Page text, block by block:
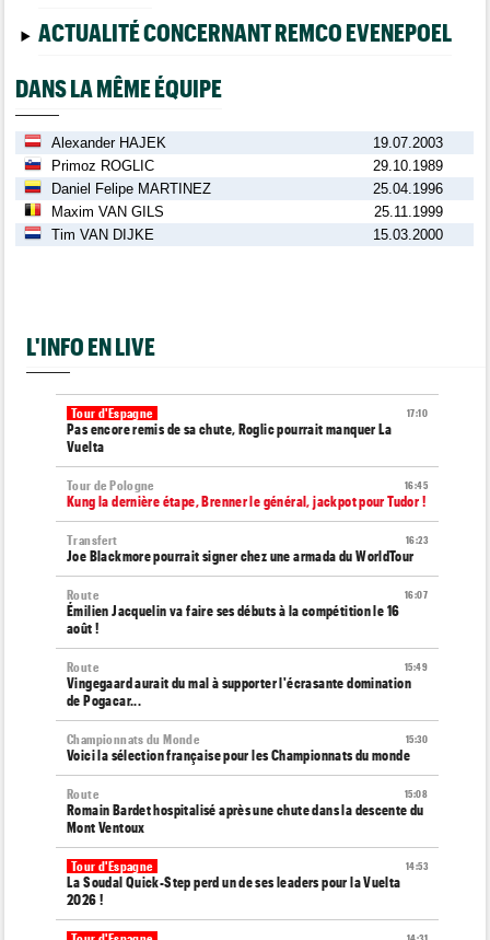
ACTUALITÉ CONCERNANT REMCO EVENEPOEL
DANS LA MÊME ÉQUIPE
Alexander HAJEK
19.07.2003
Primoz ROGLIC
29.10.1989
Daniel Felipe MARTINEZ
25.04.1996
Maxim VAN GILS
25.11.1999
Tim VAN DIJKE
15.03.2000
L'INFO EN LIVE
17:10
Tour d'Espagne
Pas encore remis de sa chute, Roglic pourrait manquer La
Vuelta
16:45
Tour de Pologne
Kung la dernière étape, Brenner le général, jackpot pour Tudor !
16:23
Transfert
Joe Blackmore pourrait signer chez une armada du WorldTour
16:07
Route
Émilien Jacquelin va faire ses débuts à la compétition le 16
août !
15:49
Route
Vingegaard aurait du mal à supporter l'écrasante domination
de Pogacar...
15:30
Championnats du Monde
Voici la sélection française pour les Championnats du monde
15:08
Route
Romain Bardet hospitalisé après une chute dans la descente du
Mont Ventoux
14:53
Tour d'Espagne
La Soudal Quick-Step perd un de ses leaders pour la Vuelta
2026 !